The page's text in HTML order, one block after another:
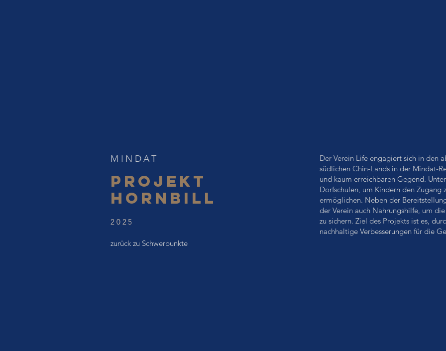
MINDAT
pROJEKT
HORNBILL
2025
zurück zu Schwerpunkte
Der Verein Life engagiert sich in den
südlichen Chin-Lands in der Mindat-
und kaum erreichbaren Gegend.
Dorfschulen, um Kindern den Zugang
ermöglichen. Neben der
der Verein auch Nahrungshilfe, um
zu sichern. Ziel des Projekts ist es,
nachhaltige Verbesserungen für die